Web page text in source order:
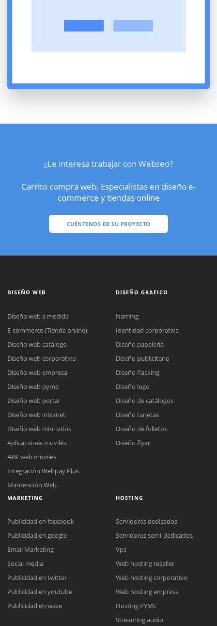
¿Le interesa trabajar con Webseo?
Carrito compra web. Especialistas en diseño e-
commerce y tiendas online
CUÉNTENOS DE SU PROYECTO
Reunión online
Meet para la reunión online.
Cotización
Chat Online
Todos nuestros ejecutivos están fuera de línea. Complete el formulario
DISEÑO WEB
Diseño web a medida
E-commerce (Tienda online)
Diseño web catálogo
Diseño web corporativo
Diseño web empresa
Diseño web pyme
Diseño web portal
Diseño web intranet
Diseño web mini sitios
Aplicaciones moviles
APP web móviles
Integración Webpay Plus
Mantención Web
DISEÑO GRAFICO
Naming
Identidad corporativa
Diseño papelería
Diseño publicitario
Diseño Packing
Diseño logo
Diseño de catálogos
Diseño tarjetas
Diseño de folletos
Diseño flyer
MARKETING
Publicidad en facebook
Publicidad en google
Email Marketing
Social media
Publicidad en twitter
Publicidad en youtube
Publicidad en waze
HOSTING
Servidores dedicados
Servidores semi-dedicados
Vps
Web hosting reseller
Web hosting corporativo
Web hosting empresa
Hosting PYME
Streaming audio